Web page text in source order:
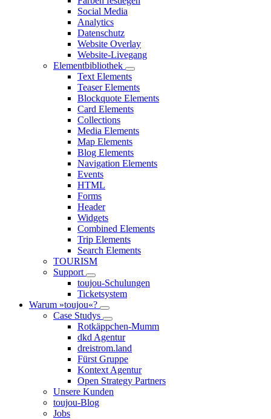
Social Media
Analytics
Datenschutz
Website Overlay
Website-Livegang
Elementbibliothek
Text Elements
Teaser Elements
Blockquote Elements
Card Elements
Collections
Media Elements
Map Elements
Blog Elements
Navigation Elements
Events
HTML
Forms
Header
Widgets
Combined Elements
Trip Elements
Search Elements
TOURISM
Support
toujou-Schulungen
Ticketsystem
Warum »toujou«?
Case Studys
Rotkäppchen-Mumm
dkd Agentur
dreistrom.land
Fürst Gruppe
Kontext Agentur
Open Strategy Partners
Unsere Kunden
toujou-Blog
Jobs